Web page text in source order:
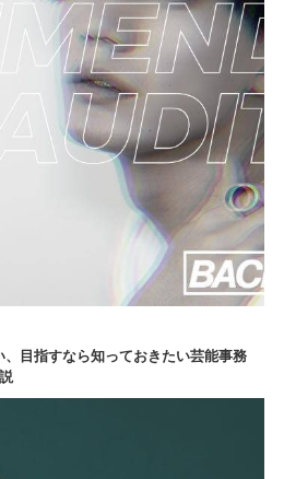
、目指すなら知っておきたい芸能事務